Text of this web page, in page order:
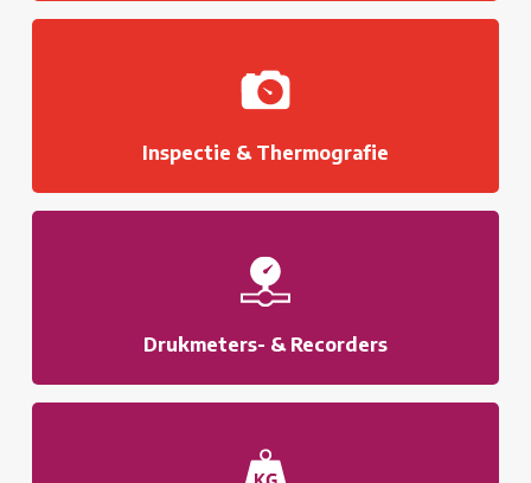
Inspectie & Thermografie
Drukmeters- & Recorders